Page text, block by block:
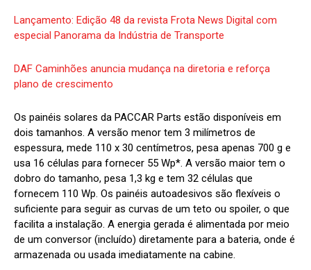
Lançamento: Edição 48 da revista Frota News Digital com
especial Panorama da Indústria de Transporte
DAF Caminhões anuncia mudança na diretoria e reforça
plano de crescimento
Os painéis solares da PACCAR Parts estão disponíveis em
dois tamanhos. A versão menor tem 3 milímetros de
espessura, mede 110 x 30 centímetros, pesa apenas 700 g e
usa 16 células para fornecer 55 Wp*. A versão maior tem o
dobro do tamanho, pesa 1,3 kg e tem 32 células que
fornecem 110 Wp. Os painéis autoadesivos são flexíveis o
suficiente para seguir as curvas de um teto ou spoiler, o que
facilita a instalação. A energia gerada é alimentada por meio
de um conversor (incluído) diretamente para a bateria, onde é
armazenada ou usada imediatamente na cabine.